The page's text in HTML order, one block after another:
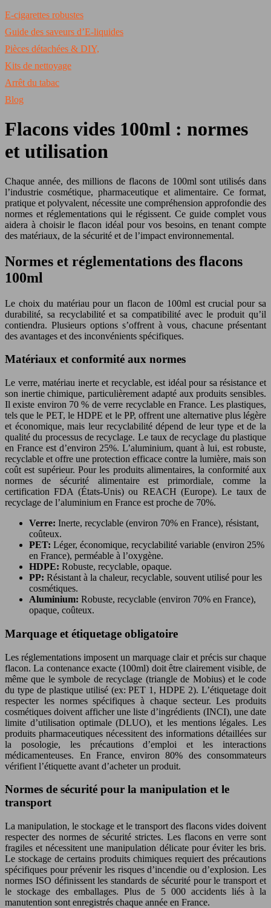
E-cigarettes robustes
Guide des saveurs d’E-liquides
Pièces détachées & DIY,
Kits de nettoyage
Arrêt du tabac
Blog
Flacons vides 100ml : normes
et utilisation
Chaque année, des millions de flacons de 100ml sont utilisés dans
l’industrie cosmétique, pharmaceutique et alimentaire. Ce format,
pratique et polyvalent, nécessite une compréhension approfondie des
normes et réglementations qui le régissent. Ce guide complet vous
aidera à choisir le flacon idéal pour vos besoins, en tenant compte
des matériaux, de la sécurité et de l’impact environnemental.
Normes et réglementations des flacons
100ml
Le choix du matériau pour un flacon de 100ml est crucial pour sa
durabilité, sa recyclabilité et sa compatibilité avec le produit qu’il
contiendra. Plusieurs options s’offrent à vous, chacune présentant
des avantages et des inconvénients spécifiques.
Matériaux et conformité aux normes
Le verre, matériau inerte et recyclable, est idéal pour sa résistance et
son inertie chimique, particulièrement adapté aux produits sensibles.
Il existe environ 70 % de verre recyclable en France. Les plastiques,
tels que le PET, le HDPE et le PP, offrent une alternative plus légère
et économique, mais leur recyclabilité dépend de leur type et de la
qualité du processus de recyclage. Le taux de recyclage du plastique
en France est d’environ 25%. L’aluminium, quant à lui, est robuste,
recyclable et offre une protection efficace contre la lumière, mais son
coût est supérieur. Pour les produits alimentaires, la conformité aux
normes de sécurité alimentaire est primordiale, comme la
certification FDA (États-Unis) ou REACH (Europe). Le taux de
recyclage de l’aluminium en France est proche de 70%.
Verre: Inerte, recyclable (environ 70% en France), résistant,
coûteux.
PET: Léger, économique, recyclabilité variable (environ 25%
en France), perméable à l’oxygène.
HDPE: Robuste, recyclable, opaque.
PP: Résistant à la chaleur, recyclable, souvent utilisé pour les
cosmétiques.
Aluminium: Robuste, recyclable (environ 70% en France),
opaque, coûteux.
Marquage et étiquetage obligatoire
Les réglementations imposent un marquage clair et précis sur chaque
flacon. La contenance exacte (100ml) doit être clairement visible, de
même que le symbole de recyclage (triangle de Mobius) et le code
du type de plastique utilisé (ex: PET 1, HDPE 2). L’étiquetage doit
respecter les normes spécifiques à chaque secteur. Les produits
cosmétiques doivent afficher une liste d’ingrédients (INCI), une date
limite d’utilisation optimale (DLUO), et les mentions légales. Les
produits pharmaceutiques nécessitent des informations détaillées sur
la posologie, les précautions d’emploi et les interactions
médicamenteuses. En France, environ 80% des consommateurs
vérifient l’étiquette avant d’acheter un produit.
Normes de sécurité pour la manipulation et le
transport
La manipulation, le stockage et le transport des flacons vides doivent
respecter des normes de sécurité strictes. Les flacons en verre sont
fragiles et nécessitent une manipulation délicate pour éviter les bris.
Le stockage de certains produits chimiques requiert des précautions
spécifiques pour prévenir les risques d’incendie ou d’explosion. Les
normes ISO définissent les standards de sécurité pour le transport et
le stockage des emballages. Plus de 5 000 accidents liés à la
manutention sont enregistrés chaque année en France.